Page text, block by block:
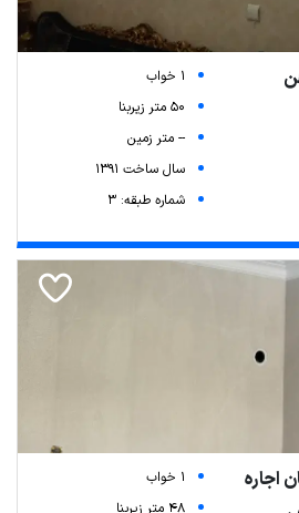
1 خواب
50 متر زیربنا
-- متر زمین
سال ساخت 1391
شماره طبقه: 3
1 خواب
48 متر زیربنا